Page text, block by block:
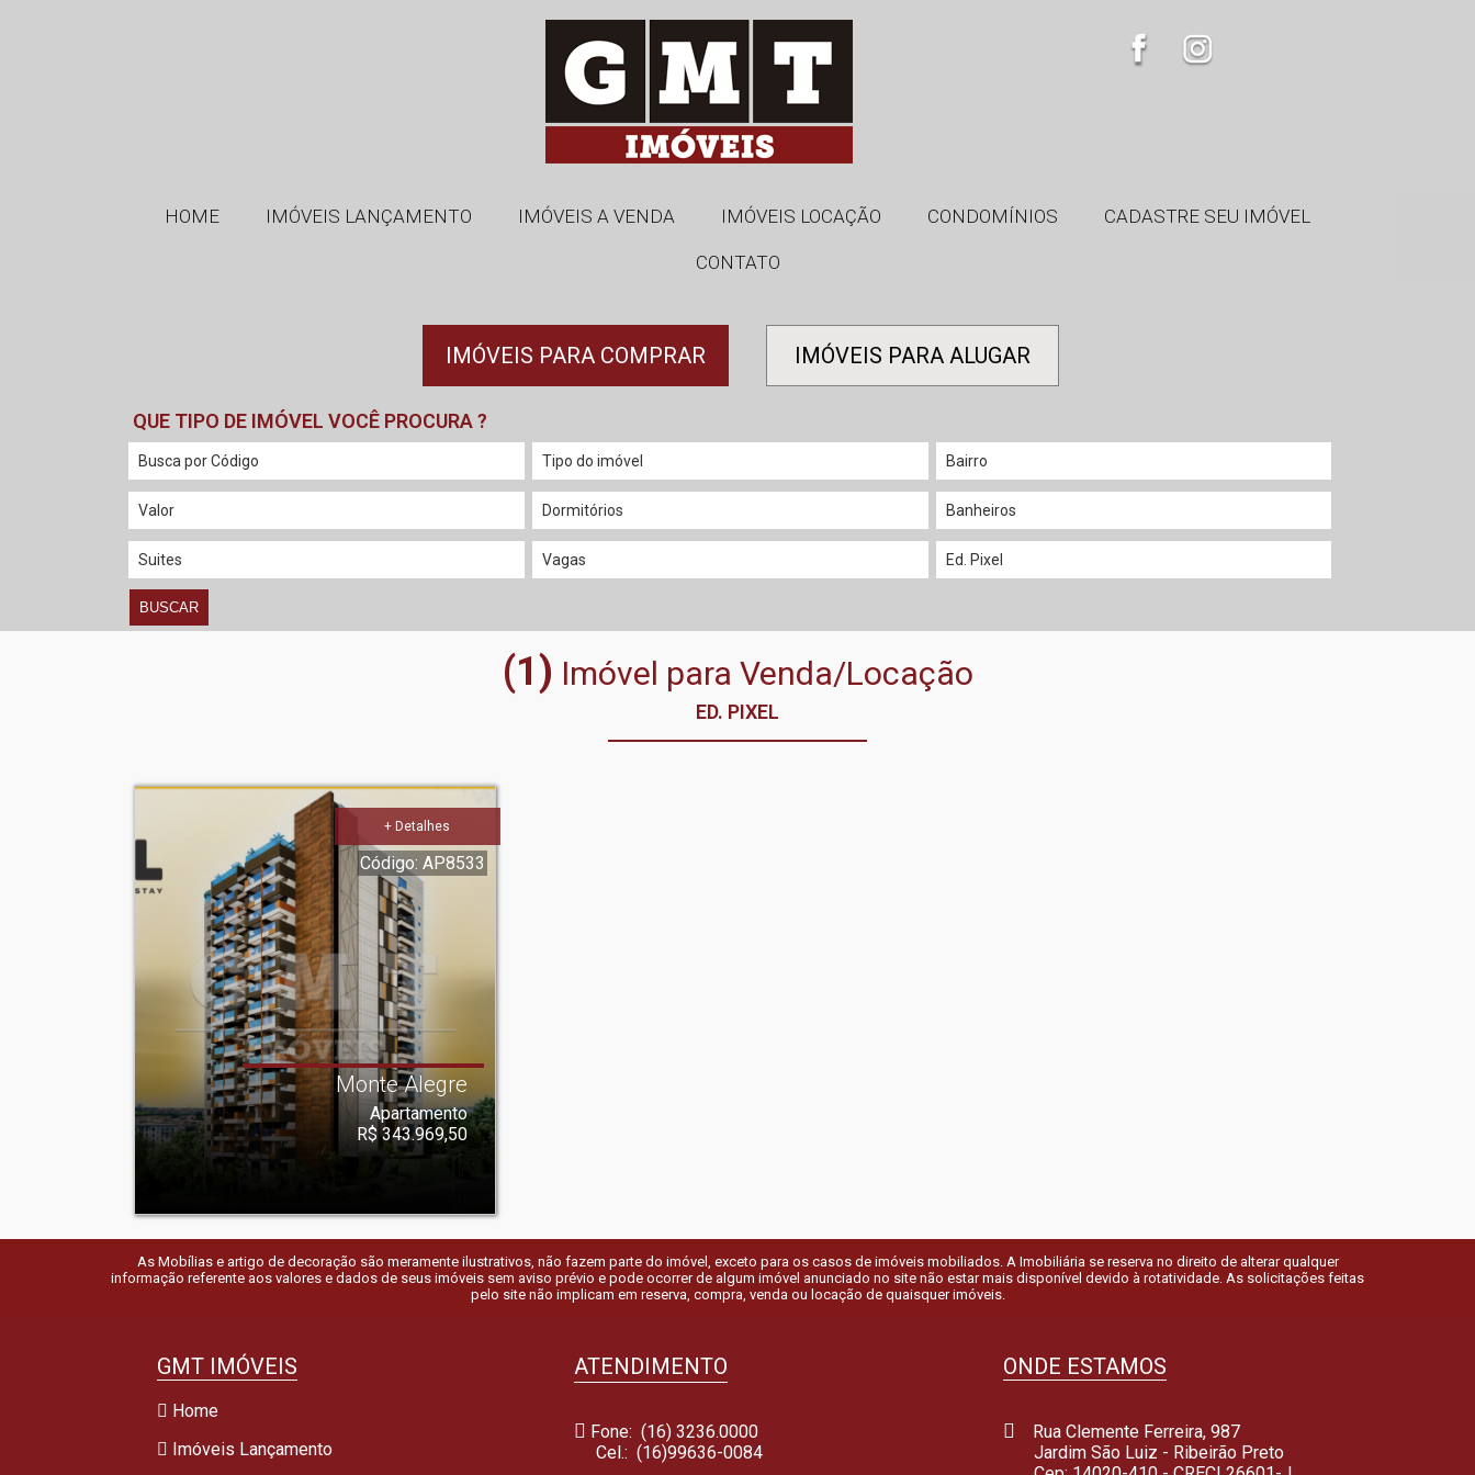
HOME IMÓVEIS LANÇAMENTO IMÓVEIS A VENDA IMÓVEIS LOCAÇÃO CONDOMÍNIOS CADASTRE SEU IMÓVEL
CONTATO
IMÓVEIS PARA COMPRAR IMÓVEIS PARA ALUGAR
QUE TIPO DE IMÓVEL VOCÊ PROCURA ?
BUSCAR
(1) Imóvel para Venda/Locação
ED. PIXEL
+ Detalhes
Código: AP8533
Monte Alegre
Apartamento
R$ 343.969,50
As Mobílias e artigo de decoração são meramente ilustrativos, não fazem parte do imóvel, exceto para os casos de imóveis mobiliados. A Imobiliária se reserva no direito de alterar qualquer
informação referente aos valores e dados de seus imóveis sem aviso prévio e pode ocorrer de algum imóvel anunciado no site não estar mais disponível devido à rotatividade. As solicitações feitas
pelo site não implicam em reserva, compra, venda ou locação de quaisquer imóveis.
GMT IMÓVEIS
Home
Imóveis Lançamento
ATENDIMENTO
Fone: (16) 3236.0000
Cel.: (16)99636-0084
ONDE ESTAMOS
Rua Clemente Ferreira, 987
Jardim São Luiz - Ribeirão Preto